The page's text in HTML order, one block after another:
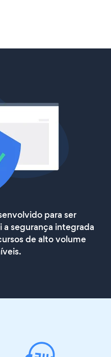
para ser
a segurança integrada
de alto volume